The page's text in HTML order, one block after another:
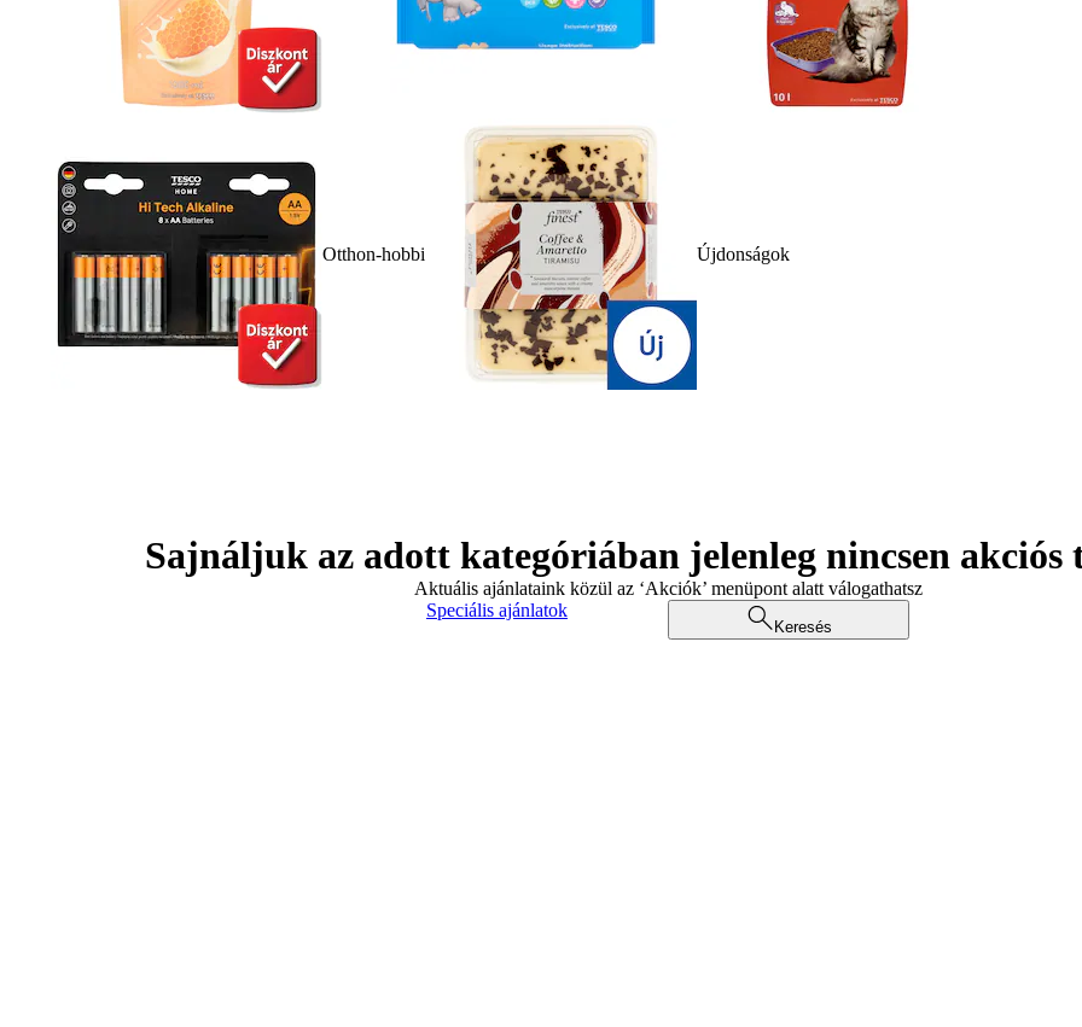
Otthon-hobbi Újdonságok
Sajnáljuk az adott kategóriában jelenleg nincsen akciós
Aktuális ajánlataink közül az ‘Akciók’ menüpont alatt válogathatsz
Speciális ajánlatok
Keresés